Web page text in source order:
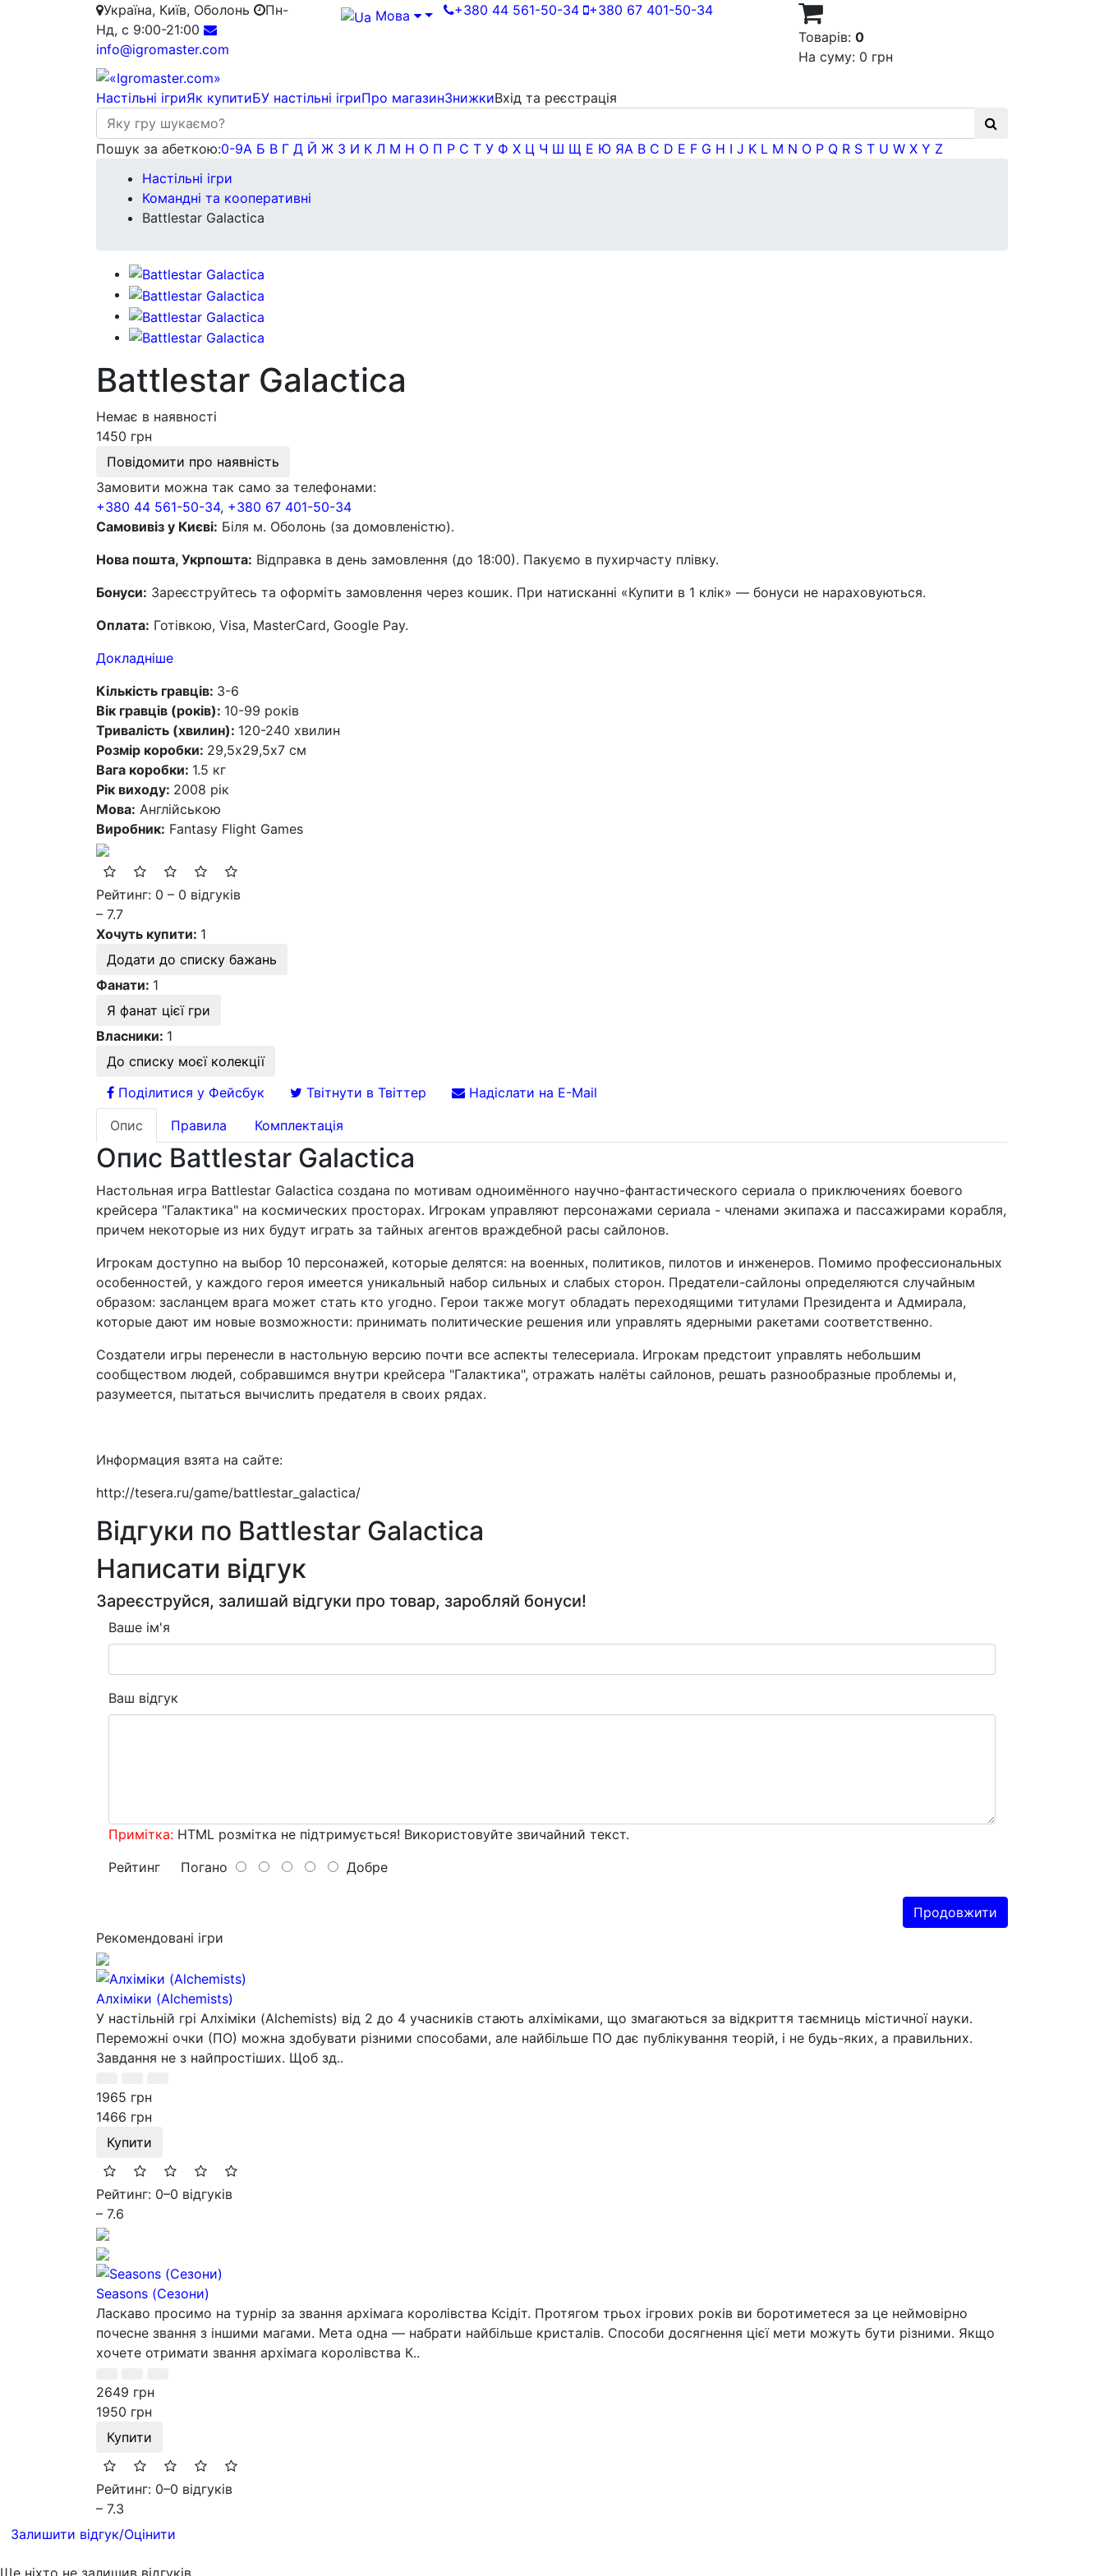
Україна, Київ, Оболонь
Пн-
Нд, с 9:00-21:00
info@igromaster.com
Мова +380 44 561-50-34 +380 67 401-50-34
Товарів: 0
На суму: 0 грн
Настільні ігриЯк купитиБУ настільні ігриПро магазинЗнижкиВхід та реєстрація
Пошук за абеткою:0-9А Б В Г Д Й Ж З И К Л М Н О П Р С Т У Ф Х Ц Ч Ш Щ Е Ю ЯA B C D E F G H I J K L M N O P Q R S T U W X Y Z
Настільні ігри
Командні та кооперативні
Battlestar Galactica
Battlestar Galactica
Немає в наявності
1450 грн
Повідомити про наявність
Замовити можна так само за телефонами:
+380 44 561-50-34, +380 67 401-50-34
Самовивіз у Києві: Біля м. Оболонь (за домовленістю).
Нова пошта, Укрпошта: Відправка в день замовлення (до 18:00). Пакуємо в пухирчасту плівку.
Бонуси: Зареєструйтесь та оформіть замовлення через кошик. При натисканні «Купити в 1 клік» — бонуси не нараховуються.
Оплата: Готівкою, Visa, MasterCard, Google Pay.
Докладніше
Кількість гравців: 3-6
Вік гравців (років): 10-99 років
Тривалість (хвилин): 120-240 хвилин
Розмір коробки: 29,5x29,5х7 см
Вага коробки: 1.5 кг
Рік виходу: 2008 рік
Мова: Англійською
Виробник: Fantasy Flight Games
Рейтинг: 0 – 0 відгуків
– 7.7
Хочуть купити: 1
Додати до списку бажань
Фанати: 1
Я фанат цієї гри
Власники: 1
До списку моєї колекції
Поділитися у Фейсбук
Твітнути в Твіттер
Надіслати на E-Mail
Опис
Правила Комплектація
Опис Battlestar Galactica
Настольная игра Battlestar Galactica создана по мотивам одноимённого научно-фантастического сериала о приключениях боевого
крейсера "Галактика" на космических просторах. Игрокам управляют персонажами сериала - членами экипажа и пассажирами корабля,
причем некоторые из них будут играть за тайных агентов враждебной расы сайлонов.
Игрокам доступно на выбор 10 персонажей, которые делятся: на военных, политиков, пилотов и инженеров. Помимо профессиональных
особенностей, у каждого героя имеется уникальный набор сильных и слабых сторон. Предатели-сайлоны определяются случайным
образом: засланцем врага может стать кто угодно. Герои также могут обладать переходящими титулами Президента и Адмирала,
которые дают им новые возможности: принимать политические решения или управлять ядерными ракетами соответственно.
Создатели игры перенесли в настольную версию почти все аспекты телесериала. Игрокам предстоит управлять небольшим
сообществом людей, собравшимся внутри крейсера "Галактика", отражать налёты сайлонов, решать разнообразные проблемы и,
разумеется, пытаться вычислить предателя в своих рядах.
Информация взята на сайте:
http://tesera.ru/game/battlestar_galactica/
Відгуки по Battlestar Galactica
Написати відгук
Зареєструйся, залишай відгуки про товар, заробляй бонуси!
Ваше ім'я
Ваш відгук
Примітка: HTML розмітка не підтримується! Використовуйте звичайний текст.
Рейтинг Погано Добре
Продовжити
Рекомендовані ігри
Алхіміки (Alchemists)
У настільній грі Алхіміки (Alchemists) від 2 до 4 учасників стають алхіміками, що змагаються за відкриття таємниць містичної науки.
Переможні очки (ПО) можна здобувати різними способами, але найбільше ПО дає публікування теорій, і не будь-яких, а правильних.
Завдання не з найпростіших. Щоб зд..
1965 грн
1466 грн
Купити
Рейтинг: 0–0 відгуків
– 7.6
Seasons (Сезони)
Ласкаво просимо на турнір за звання архімага королівства Ксідіт. Протягом трьох ігрових років ви боротиметеся за це неймовірно
почесне звання з іншими магами. Мета одна — набрати найбільше кристалів. Способи досягнення цієї мети можуть бути різними. Якщо
хочете отримати звання архімага королівства К..
2649 грн
1950 грн
Купити
Рейтинг: 0–0 відгуків
– 7.3
Залишити відгук/Оцінити